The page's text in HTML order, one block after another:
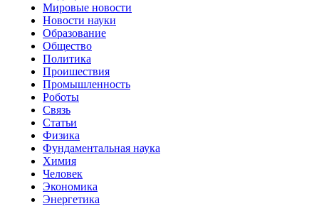
Мировые новости
Новости науки
Образование
Общество
Политика
Проишествия
Промышленность
Роботы
Связь
Статьи
Физика
Фундаментальная наука
Химия
Человек
Экономика
Энергетика